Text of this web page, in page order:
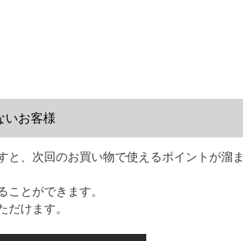
いお客様
と、次回のお買い物で使えるポイントが溜ま
ことができます。
だけます。